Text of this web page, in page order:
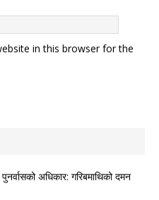
in this browser for the
अधिकार: गरिबमाथिको दमन